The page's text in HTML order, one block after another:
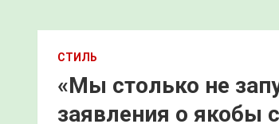
СТИЛЬ
«Мы столько не
заявления о якобы